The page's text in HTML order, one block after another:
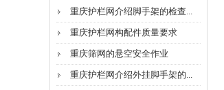
重庆护栏网介绍脚手架的检查...
重庆护栏网构配件质量要求
重庆筛网的悬空安全作业
重庆护栏网介绍外挂脚手架的...